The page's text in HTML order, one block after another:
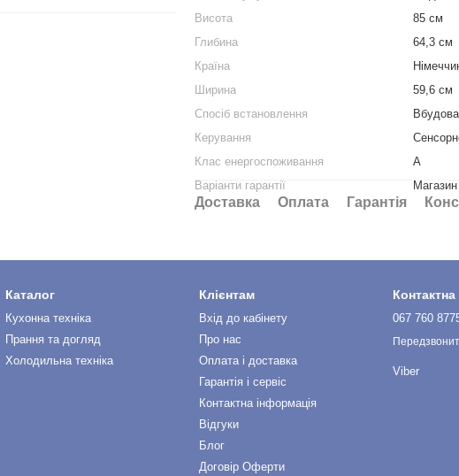
Висота
85 см
Глибина
64,3 см
Країна
Ширина
59,6 см
Спосіб встановлення
Керування
Клас енергоспоживання
A
Варіанти гарантії
Магазин
Доставка Оплата Гарантія
Каталог
Кухонна техніка
Прання та догляд
Холодильна техніка
Клієнтам
Вхід до кабінету
Про нас
Оплата і доставка
Гарантія і сервіс
Контактна інформація
Відгуки
Блог
Договір Оферти
067 760
Viber